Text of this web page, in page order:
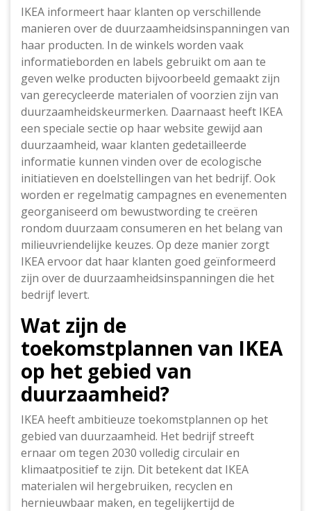
IKEA informeert haar klanten op verschillende
manieren over de duurzaamheidsinspanningen van
haar producten. In de winkels worden vaak
informatieborden en labels gebruikt om aan te
geven welke producten bijvoorbeeld gemaakt zijn
van gerecycleerde materialen of voorzien zijn van
duurzaamheidskeurmerken. Daarnaast heeft IKEA
een speciale sectie op haar website gewijd aan
duurzaamheid, waar klanten gedetailleerde
informatie kunnen vinden over de ecologische
initiatieven en doelstellingen van het bedrijf. Ook
worden er regelmatig campagnes en evenementen
georganiseerd om bewustwording te creëren
rondom duurzaam consumeren en het belang van
milieuvriendelijke keuzes. Op deze manier zorgt
IKEA ervoor dat haar klanten goed geïnformeerd
zijn over de duurzaamheidsinspanningen die het
bedrijf levert.
Wat zijn de
toekomstplannen van IKEA
op het gebied van
duurzaamheid?
IKEA heeft ambitieuze toekomstplannen op het
gebied van duurzaamheid. Het bedrijf streeft
ernaar om tegen 2030 volledig circulair en
klimaatpositief te zijn. Dit betekent dat IKEA
materialen wil hergebruiken, recyclen en
hernieuwbaar maken, en tegelijkertijd de